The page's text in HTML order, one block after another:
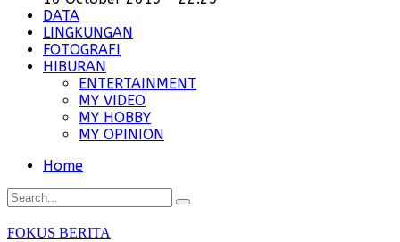
DATA
LINGKUNGAN
FOTOGRAFI
HIBURAN
ENTERTAINMENT
MY VIDEO
MY HOBBY
MY OPINION
Home
FOKUS BERITA